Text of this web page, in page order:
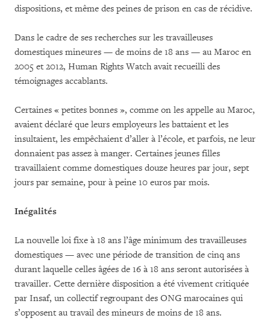
dispositions, et même des peines de prison en cas de récidive.
Dans le cadre de ses recherches sur les travailleuses
domestiques mineures — de moins de 18 ans — au Maroc en
2005 et 2012, Human Rights Watch avait recueilli des
témoignages accablants.
Certaines « petites bonnes », comme on les appelle au Maroc,
avaient déclaré que leurs employeurs les battaient et les
insultaient, les empêchaient d’aller à l’école, et parfois, ne leur
donnaient pas assez à manger. Certaines jeunes filles
travaillaient comme domestiques douze heures par jour, sept
jours par semaine, pour à peine 10 euros par mois.
Inégalités
La nouvelle loi fixe à 18 ans l’âge minimum des travailleuses
domestiques — avec une période de transition de cinq ans
durant laquelle celles âgées de 16 à 18 ans seront autorisées à
travailler. Cette dernière disposition a été vivement critiquée
par Insaf, un collectif regroupant des ONG marocaines qui
s’opposent au travail des mineurs de moins de 18 ans.